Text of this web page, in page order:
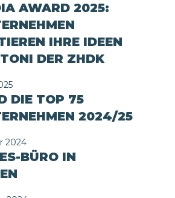
AWARD 2025:
IHRE IDEEN
DER ZHDK
DIE TOP 75
2024/25
2024
BÜRO IN